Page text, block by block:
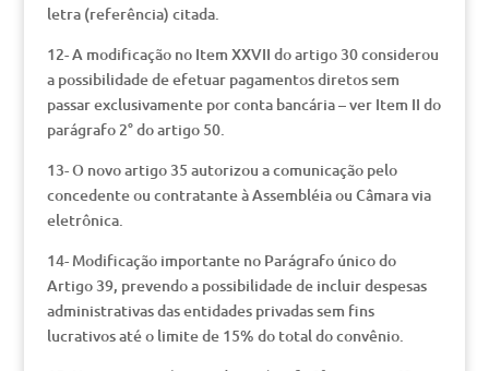
letra (referência) citada.
12- A modificação no Item XXVII do artigo 30 considerou
a possibilidade de efetuar pagamentos diretos sem
passar exclusivamente por conta bancária – ver Item II do
parágrafo 2° do artigo 50.
13- O novo artigo 35 autorizou a comunicação pelo
concedente ou contratante à Assembléia ou Câmara via
eletrônica.
14- Modificação importante no Parágrafo único do
Artigo 39, prevendo a possibilidade de incluir despesas
administrativas das entidades privadas sem fins
lucrativos até o limite de 15% do total do convênio.